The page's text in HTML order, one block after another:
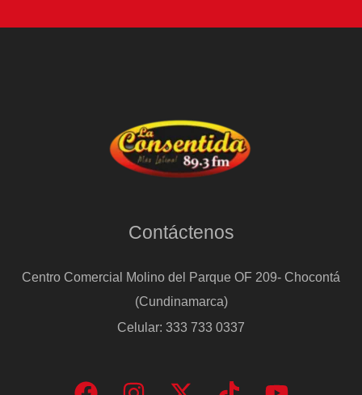
Contáctenos
Centro Comercial Molino del Parque OF 209- Chocontá
(Cundinamarca)
Celular: 333 733 0337